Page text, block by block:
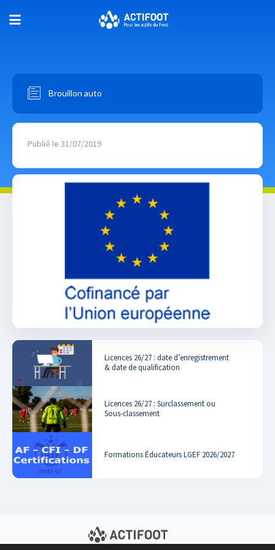
Brouillon auto
Publié le 31/07/2019
Licences 26/27 : date d’enregistrement
& date de qualification
Licences 26/27 : Surclassement ou
Sous-classement
Formations Éducateurs LGEF 2026/2027